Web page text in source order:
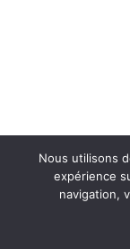
Nous utilisons
expérience
navigation,